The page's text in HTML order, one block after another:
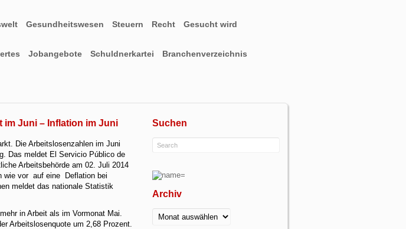
Gesundheitswesen Steuern Recht Gesucht wird
Jobangebote Schuldnerkartei Branchenverzeichnis
Suchen
Archiv
Archiv
im Juni – Inflation im Juni
Die Arbeitslosenzahlen im Juni
Das meldet El Servicio Público de
Arbeitsbehörde am 02. Juli 2014
wie vor auf eine Deflation bei
meldet das nationale Statistik
in Arbeit als im Vormonat Mai.
Arbeitslosenquote um 2,68 Prozent.